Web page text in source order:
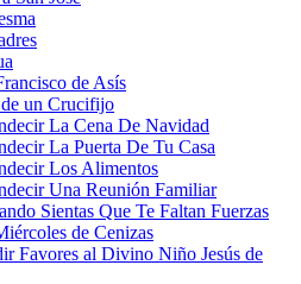
de Asís
un Crucifijo
La Cena De Navidad
La Puerta De Tu Casa
Los Alimentos
Una Reunión Familiar
Sientas Que Te Faltan Fuerzas
de Cenizas
Favores al Divino Niño Jesús de